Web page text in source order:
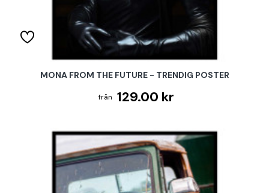
MONA FROM THE FUTURE - TRENDIG POSTER
129.00 kr